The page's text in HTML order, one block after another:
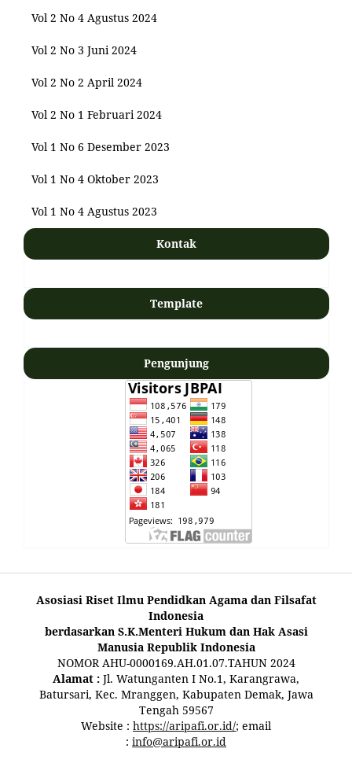
Vol 2 No 4 Agustus 2024
Vol 2 No 3 Juni 2024
Vol 2 No 2 April 2024
Vol 2 No 1 Februari 2024
Vol 1 No 6 Desember 2023
Vol 1 No 4 Oktober 2023
Vol 1 No 4 Agustus 2023
Kontak
Template
Pengunjung
Asosiasi Riset Ilmu Pendidkan Agama dan Filsafat
Indonesia
berdasarkan S.K.Menteri Hukum dan Hak Asasi
Manusia Republik Indonesia
NOMOR AHU-0000169.AH.01.07.TAHUN 2024
Alamat : Jl. Watunganten I No.1, Karangrawa,
Batursari, Kec. Mranggen, Kabupaten Demak, Jawa
Tengah 59567
Website : https://aripafi.or.id/; email
: info@aripafi.or.id